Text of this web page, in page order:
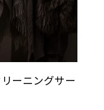
ーニングサー